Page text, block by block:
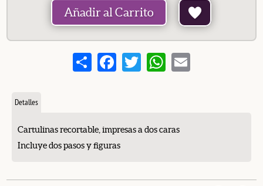
Añadir al Carrito
Share FacebookTwitterWhatsApp
Email
Detalles
Cartulinas recortable, impresas a dos caras
Incluye dos pasos y figuras